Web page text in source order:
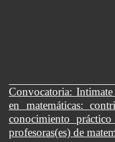
Convocatoria:
en matemáticas:
conocimiento
profesoras(es) de